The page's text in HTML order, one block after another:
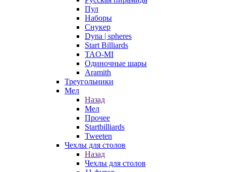
Пул
Наборы
Снукер
Dyna | spheres
Start Billiards
TAO-MI
Одиночные шары
Aramith
Треугольники
Мел
Назад
Мел
Прочее
Startbilliards
Tweeten
Чехлы для столов
Назад
Чехлы для столов